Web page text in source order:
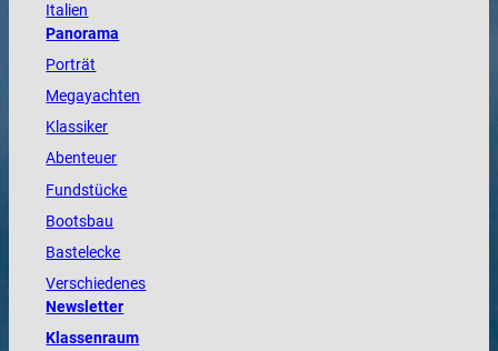
Italien
Panorama
Porträt
Megayachten
Klassiker
Abenteuer
Fundstücke
Bootsbau
Bastelecke
Verschiedenes
Newsletter
Klassenraum